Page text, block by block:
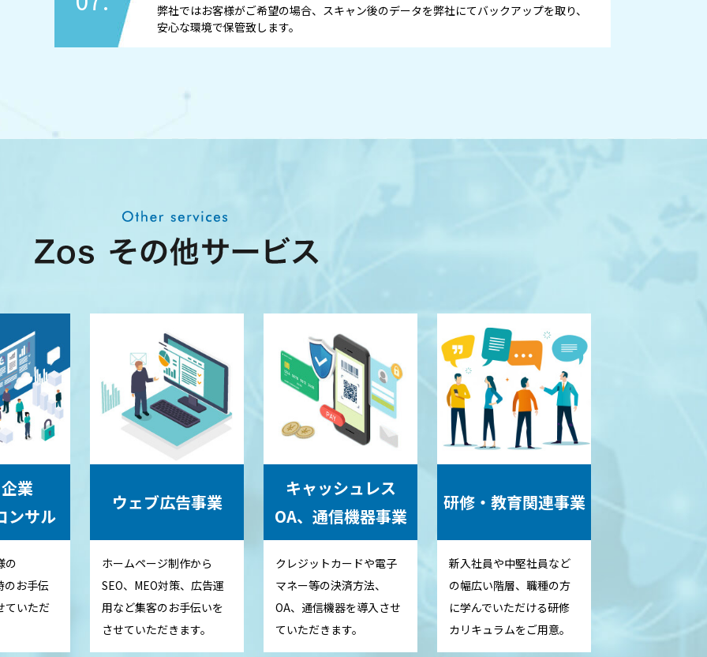
弊社ではお客様がご希望の場合、スキャン後のデータを弊社にてバックアップを取り、
安心な環境で保管致します。
業
ンサル
の
のお手伝
ていただ
ウェブ広告事業
ホームページ制作から
SEO、MEO対策、広告運
用など集客のお手伝いを
させていただきます。
キャッシュレス
OA、通信機器事業
クレジットカードや電子
マネー等の決済方法、
OA、通信機器を導入させ
ていただきます。
研修・教育関連事業
新入社員や中堅社員など
の幅広い階層、職種の方
に学んでいただける研修
カリキュラムをご用意。